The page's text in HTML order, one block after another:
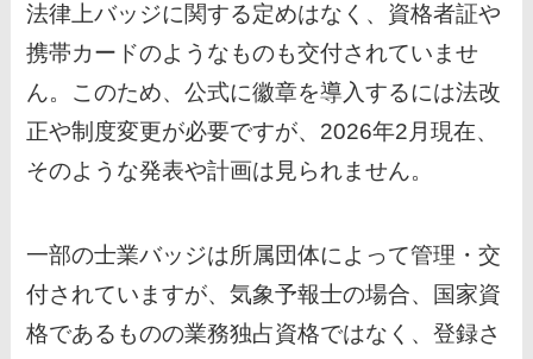
法律上バッジに関する定めはなく、資格者証や
携帯カードのようなものも交付されていませ
ん。このため、公式に徽章を導入するには法改
正や制度変更が必要ですが、2026年2月現在、
そのような発表や計画は見られません。
一部の士業バッジは所属団体によって管理・交
付されていますが、気象予報士の場合、国家資
格であるものの業務独占資格ではなく、登録さ